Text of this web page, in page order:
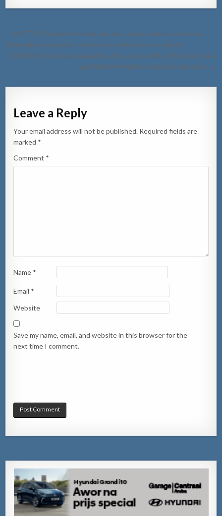
Post
navigation
← [VIDEO] Pelea entre hobennan den un encuentro di futbol na
Riverplate unda ambos hoben a resulta herida y un deteni
[VIDEO] Durante patruya polis a nota un conosido di husticia busca
pa Ministerio Publico ta stuur y a detene! →
Leave a Reply
Your email address will not be published. Required fields are
marked *
Comment *
Name *
Email *
Website
Save my name, email, and website in this browser for the
next time I comment.